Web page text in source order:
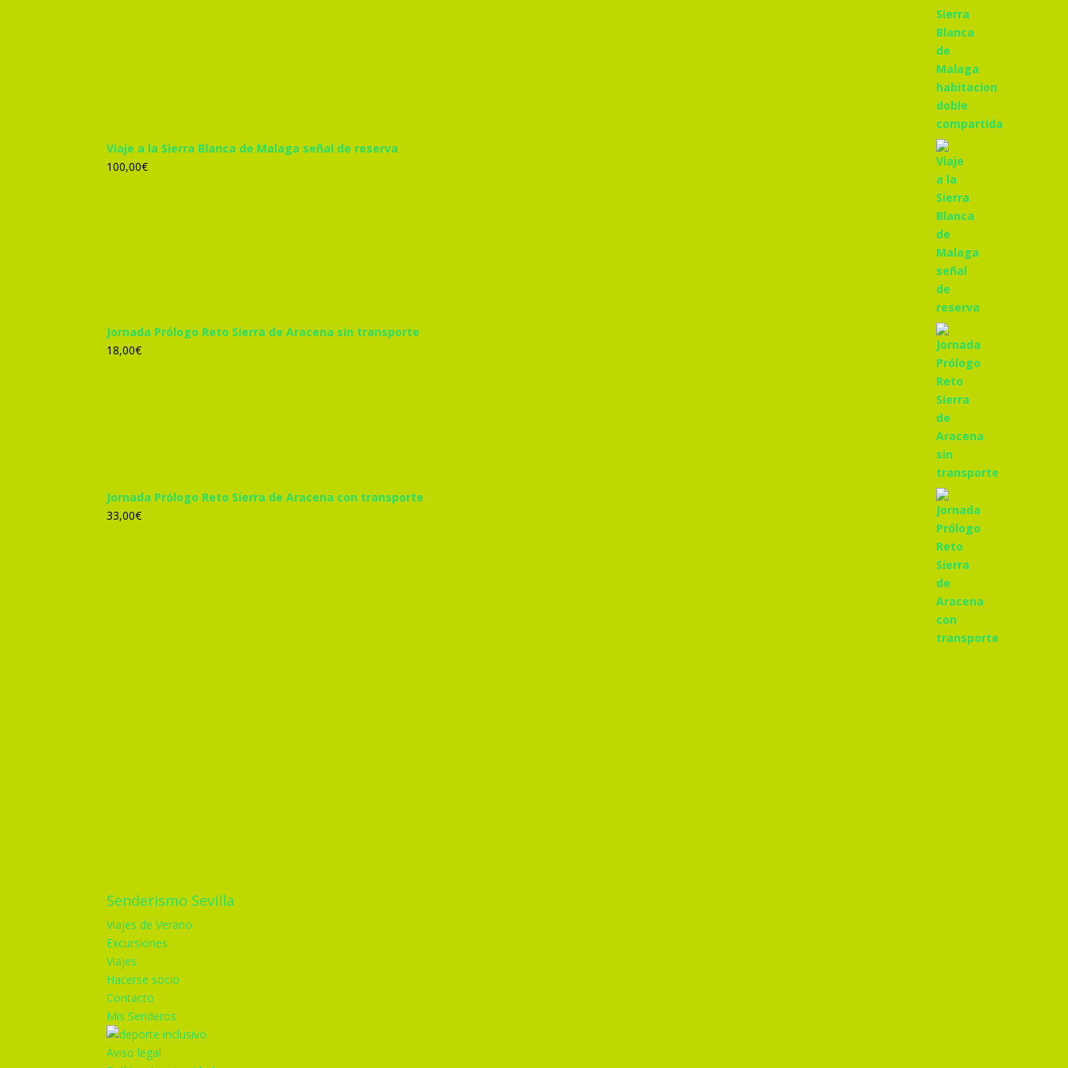
Viaje a la Sierra Blanca de Malaga señal de reserva
100,00€
Jornada Prólogo Reto Sierra de Aracena sin transporte
18,00€
Jornada Prólogo Reto Sierra de Aracena con transporte
33,00€
Senderismo Sevilla
Viajes de Verano
Excursiones
Viajes
Hacerse socio
Contacto
Mis Senderos
Aviso legal